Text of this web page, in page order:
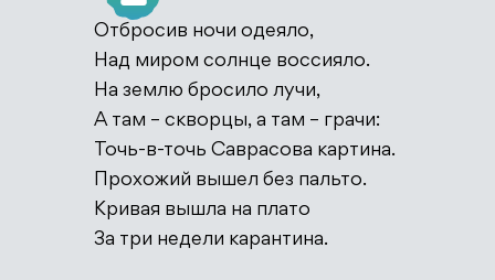
Значок &quot;Реальный человек&quot;
Антиспам от CleanTalk
Отбросив ночи одеяло,
Над миром солнце воссияло.
На землю бросило лучи,
А там – скворцы, а там – грачи:
Точь-в-точь Саврасова картина.
Прохожий вышел без пальто.
Кривая вышла на плато
За три недели карантина.